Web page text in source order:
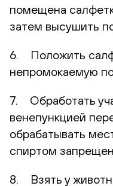
помещена
затем высушить
6. Положить
непромокаемую
7. Обработать
венепункцией
обрабатывать
спиртом
8. Взять у